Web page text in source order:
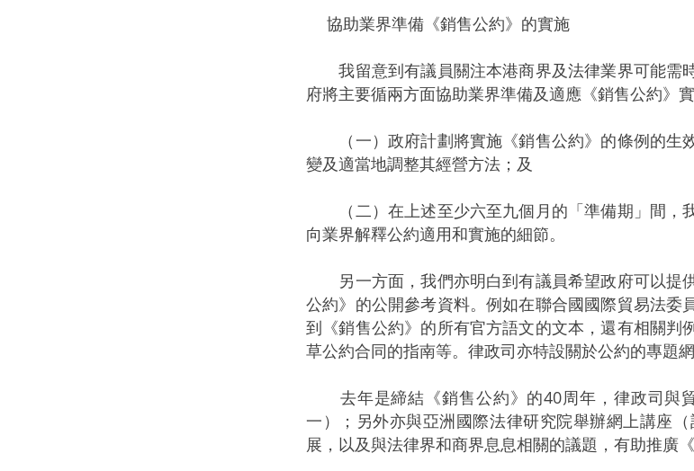
協助業界準備《銷售公約》的實施
我留意到有議員關注本港商界及法律業界可能需
府將主要循兩方面協助業界準備及適應《銷售公約》實
（一）政府計劃將實施《銷售公約》的條例的生
變及適當地調整其經營方法；及
（二）在上述至少六至九個月的「準備期」間，
向業界解釋公約適用和實施的細節。
另一方面，我們亦明白到有議員希望政府可以提
公約》的公開參考資料。例如在聯合國國際貿易法
到《銷售公約》的所有官方語文的文本，還有相關
草公約合同的指南等。律政司亦特設關於公約的專題
去年是締結《銷售公約》的40周年，律政司與
一）；另外亦與亞洲國際法律研究院舉辦網上講座
展，以及與法律界和商界息息相關的議題，有助推廣